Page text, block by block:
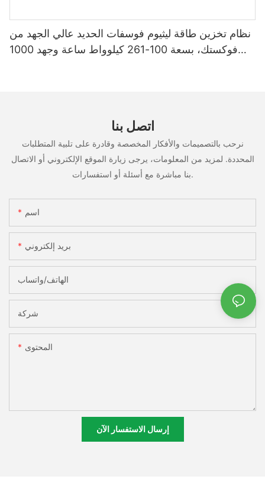
نظام تخزين طاقة ليثيوم فوسفات الحديد عالي الجهد من
فوكستك، بسعة 100-261 كيلوواط ساعة وجهد 1000
اتصل بنا
نرحب بالتصميمات والأفكار المخصصة وقادرة على تلبية المتطلبات
المحددة. لمزيد من المعلومات، يرجى زيارة الموقع الإلكتروني أو الاتصال
بنا مباشرة مع أسئلة أو استفسارات.
اسم
بريد إلكتروني
الهاتف/واتساب
شركة
المحتوى
إرسال الاستفسار الآن